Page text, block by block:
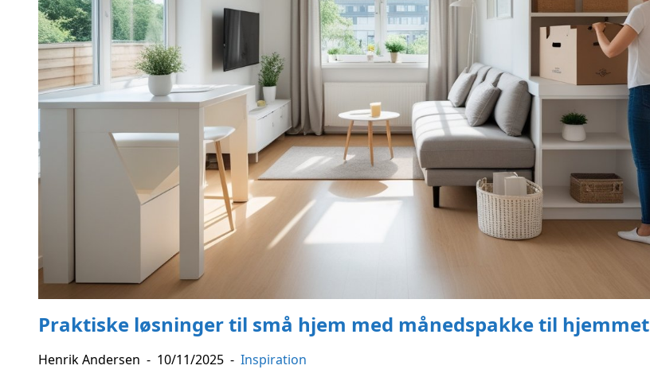
Praktiske løsninger til små hjem med månedspakke til hjemmet
Henrik Andersen - 10/11/2025 - Inspiration